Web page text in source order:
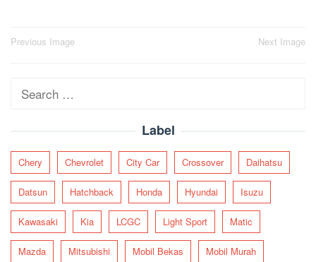
Post
Previous Image Next Image
Search
Label
Chery Chevrolet City Car Crossover Daihatsu
Datsun Hatchback Honda Hyundai Isuzu
Kawasaki Kia LCGC Light Sport Matic
Mazda Mitsubishi Mobil Bekas Mobil Murah